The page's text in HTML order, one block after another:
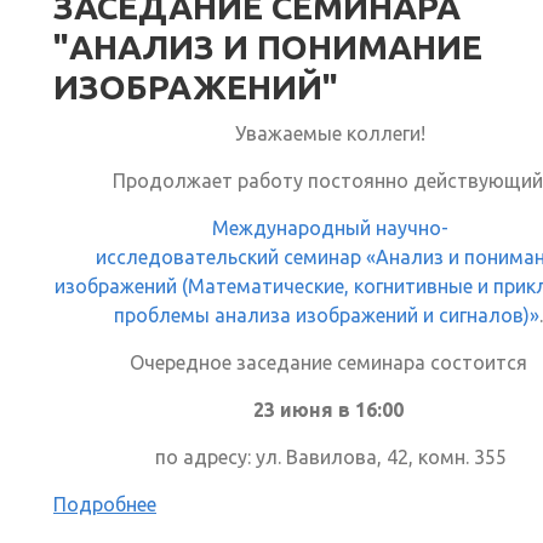
"АНАЛИЗ И ПОНИМАНИЕ
ИЗОБРАЖЕНИЙ"
Уважаемые коллеги!
Продолжает работу постоянно действующий
Международный научно-
исследовательский семинар «Анализ и
изображений (Математические, когнитивные и
проблемы анализа изображений и сигналов)».
Очередное заседание семинара состоится
23 июня в 16:00
по адресу: ул. Вавилова, 42, комн. 355
Подробнее